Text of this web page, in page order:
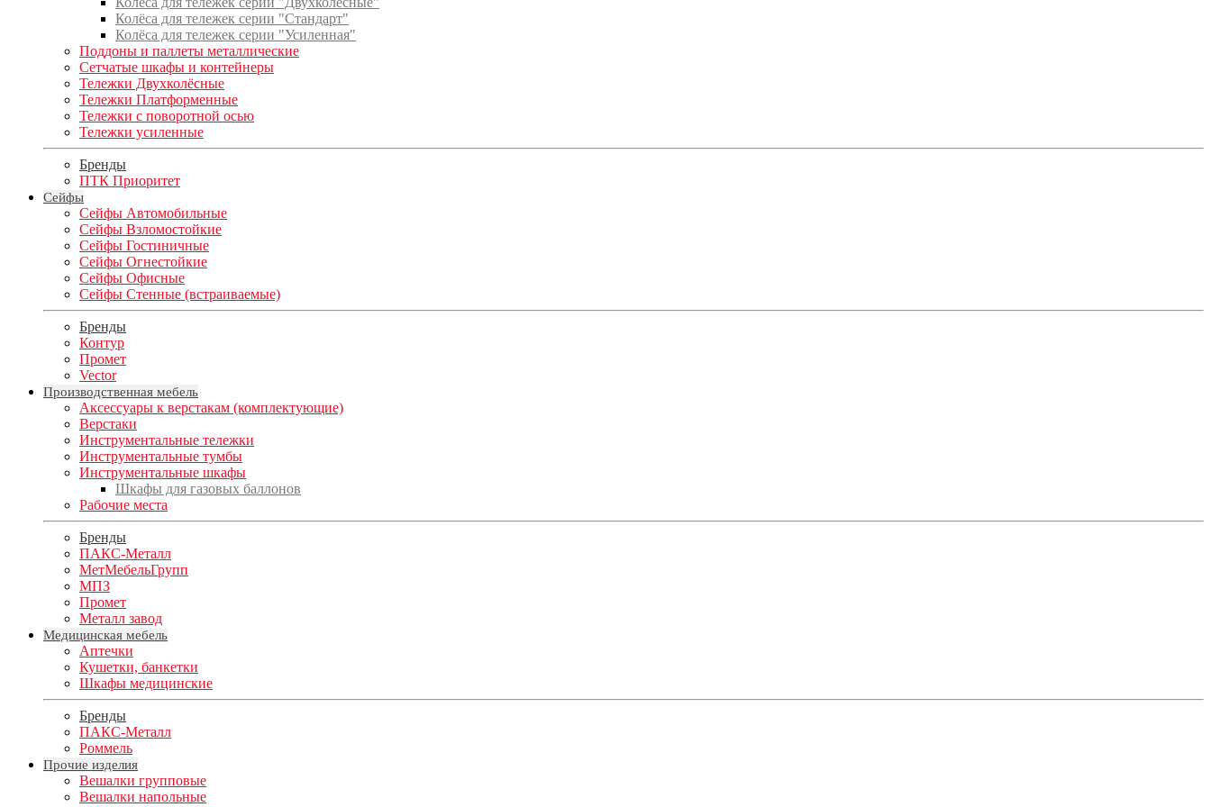
Колёса для тележек серии "Стандарт"
Колёса для тележек серии "Усиленная"
Поддоны и паллеты металлические
Сетчатые шкафы и контейнеры
Тележки Двухколёсные
Тележки Платформенные
Тележки с поворотной осью
Тележки усиленные
Бренды
ПТК Приоритет
Сейфы
Сейфы Автомобильные
Сейфы Взломостойкие
Сейфы Гостиничные
Сейфы Огнестойкие
Сейфы Офисные
Сейфы Стенные (встраиваемые)
Бренды
Контур
Промет
Vector
Производственная мебель
Аксессуары к верстакам (комплектующие)
Верстаки
Инструментальные тележки
Инструментальные тумбы
Инструментальные шкафы
Шкафы для газовых баллонов
Рабочие места
Бренды
ПАКС-Металл
МетМебельГрупп
МПЗ
Промет
Металл завод
Медицинская мебель
Аптечки
Кушетки, банкетки
Шкафы медицинские
Бренды
ПАКС-Металл
Роммель
Прочие изделия
Вешалки групповые
Вешалки напольные